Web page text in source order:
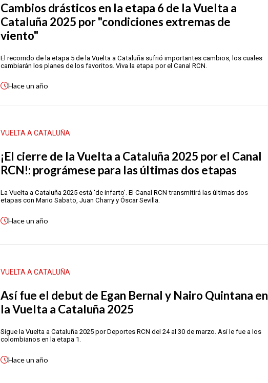
Cambios drásticos en la etapa 6 de la Vuelta a
Cataluña 2025 por "condiciones extremas de
viento"
El recorrido de la etapa 5 de la Vuelta a Cataluña sufrió importantes cambios, los cuales
cambiarán los planes de los favoritos. Viva la etapa por el Canal RCN.
Haceun año
VUELTA A CATALUÑA
¡El cierre de la Vuelta a Cataluña 2025 por el Canal
RCN!: prográmese para las últimas dos etapas
La Vuelta a Cataluña 2025 está 'de infarto'. El Canal RCN transmitirá las últimas dos
etapas con Mario Sabato, Juan Charry y Óscar Sevilla.
Haceun año
VUELTA A CATALUÑA
Así fue el debut de Egan Bernal y Nairo Quintana en
la Vuelta a Cataluña 2025
Sigue la Vuelta a Cataluña 2025 por Deportes RCN del 24 al 30 de marzo. Así le fue a los
colombianos en la etapa 1.
Haceun año